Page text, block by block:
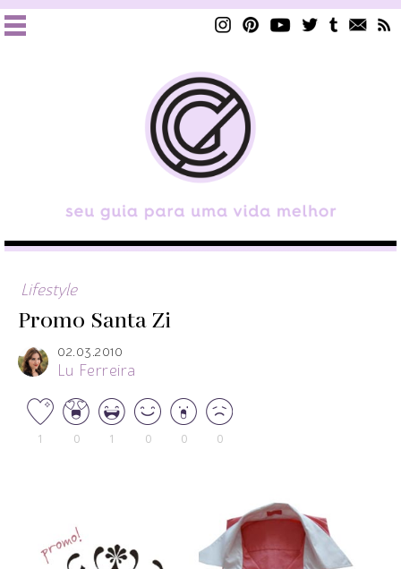
Lifestyle
Promo Santa Zi
02.03.2010
Lu Ferreira
1 0 1 0 0 0